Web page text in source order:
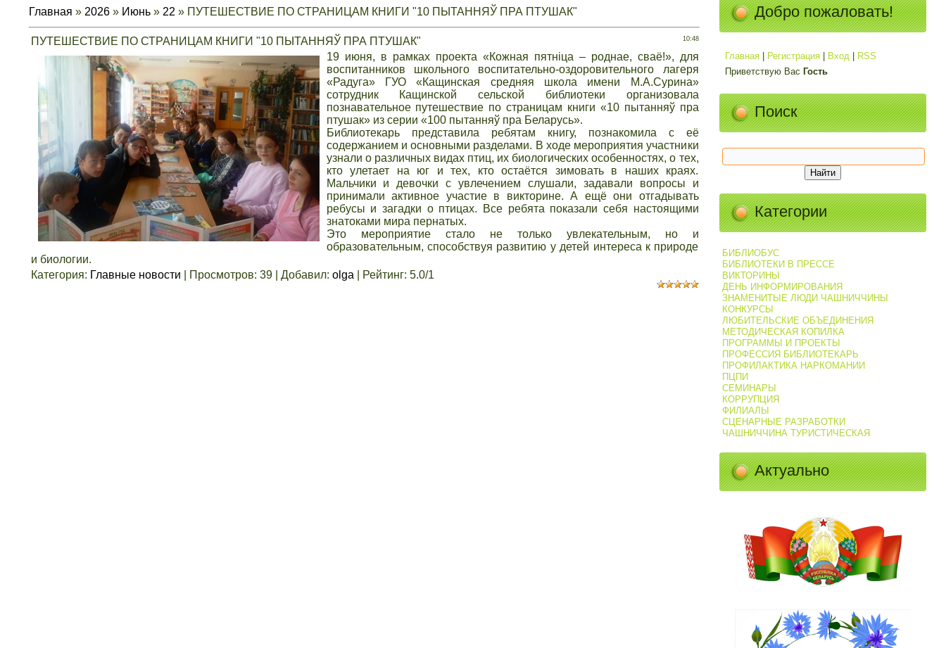
Главная » 2026 » Июнь » 22 » ПУТЕШЕСТВИЕ ПО СТРАНИЦАМ КНИГИ "10 ПЫТАННЯЎ ПРА ПТУШАК"
10:48
ПУТЕШЕСТВИЕ ПО СТРАНИЦАМ КНИГИ "10 ПЫТАННЯЎ ПРА ПТУШАК"
19 июня, в рамках проекта «Кожная пятніца – роднае, сваё!», для
воспитанников школьного воспитательно-оздоровительного лагеря
«Радуга» ГУО «Кащинская средняя школа имени М.А.Сурина»
сотрудник Кащинской сельской библиотеки организовала
познавательное путешествие по страницам книги «10 пытанняў пра
птушак» из серии «100 пытанняў пра Беларусь».
Библиотекарь представила ребятам книгу, познакомила с её
содержанием и основными разделами. В ходе мероприятия участники
узнали о различных видах птиц, их биологических особенностях, о тех,
кто улетает на юг и тех, кто остаётся зимовать в наших краях.
Мальчики и девочки с увлечением слушали, задавали вопросы и
принимали активное участие в викторине. А ещё они отгадывать
ребусы и загадки о птицах. Все ребята показали себя настоящими
знатоками мира пернатых.
Это мероприятие стало не только увлекательным, но и
образовательным, способствуя развитию у детей интереса к природе
и биологии.
Категория: Главные новости Просмотров: 39| Добавил: olga Рейтинг: 5.0/1
Добро пожаловать!
Главная| Регистрация| Вход|
RSS
Приветствую Вас Гость
Поиск
Категории
БИБЛИОБУС
БИБЛИОТЕКИ В ПРЕССЕ
ВИКТОРИНЫ
ДЕНЬ ИНФОРМИРОВАНИЯ
ЗНАМЕНИТЫЕ ЛЮДИ ЧАШНИЧЧИНЫ
КОНКУРСЫ
ЛЮБИТЕЛЬСКИЕ ОБЪЕДИНЕНИЯ
МЕТОДИЧЕСКАЯ КОПИЛКА
ПРОГРАММЫ И ПРОЕКТЫ
ПРОФЕССИЯ БИБЛИОТЕКАРЬ
ПРОФИЛАКТИКА НАРКОМАНИИ
ПЦПИ
СЕМИНАРЫ
КОРРУПЦИЯ
ФИЛИАЛЫ
СЦЕНАРНЫЕ РАЗРАБОТКИ
ЧАШНИЧЧИНА ТУРИСТИЧЕСКАЯ
Актуально